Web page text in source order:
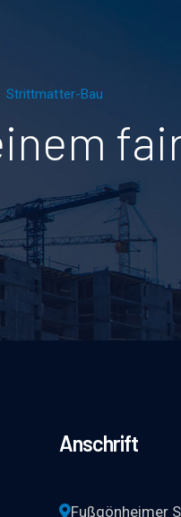
Strittmatter-Bau
Anschrift
Fußgönheimer